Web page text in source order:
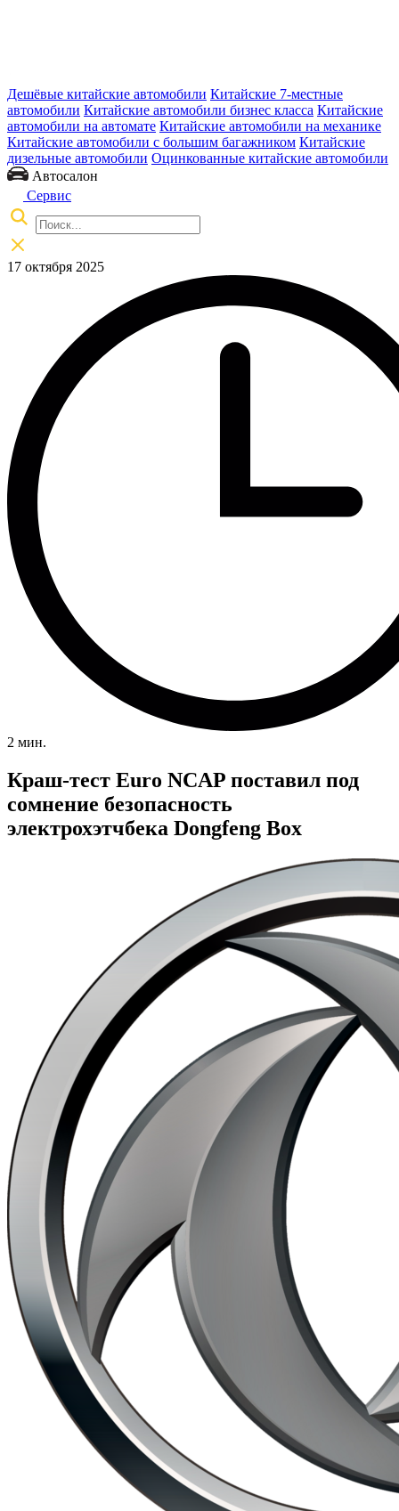
Дешёвые китайские автомобили Китайские 7-местные
автомобили Китайские автомобили бизнес класса Китайские
автомобили на автомате Китайские автомобили на механике
Китайские автомобили с большим багажником Китайские
дизельные автомобили Оцинкованные китайские автомобили
Автосалон
Сервис
17 октября 2025
2 мин.
Краш-тест Euro NCAP поставил под
сомнение безопасность
электрохэтчбека Dongfeng Box